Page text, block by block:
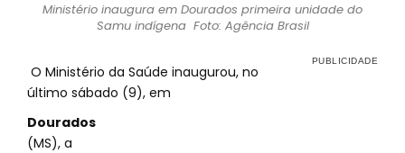
Ministério inaugura em Dourados primeira unidade do
Samu indígena Foto: Agência Brasil
O Ministério da Saúde inaugurou, no
último sábado (9), em
Dourados
(MS), a